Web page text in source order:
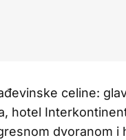
celine:
hotel
dvoranom i